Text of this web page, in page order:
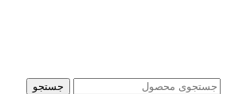
جستجو